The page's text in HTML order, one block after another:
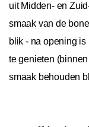
uit Midden- en
smaak van de
blik - na opening
te genieten
smaak behouden